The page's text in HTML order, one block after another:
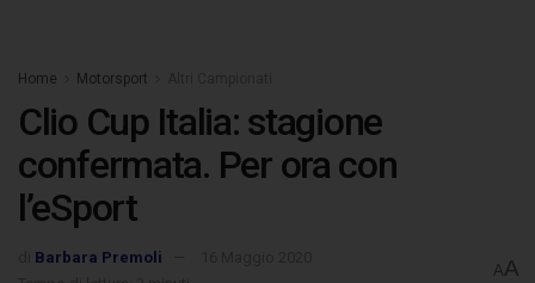
Home Motorsport
Clio Cup Italia: stagione
confermata. Per ora con
l’eSport
Barbara Premoli
AA